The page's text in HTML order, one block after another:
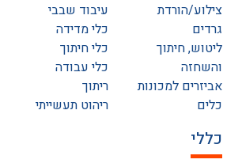
צילוע/הורדת
גרדים
ליטוש, חיתוך
והשחזה
אביזרים למכונות
כלים
עיבוד שבבי
כלי מדידה
כלי חיתוך
כלי עבודה
ריתוך
ריהוט תעשייתי
כללי